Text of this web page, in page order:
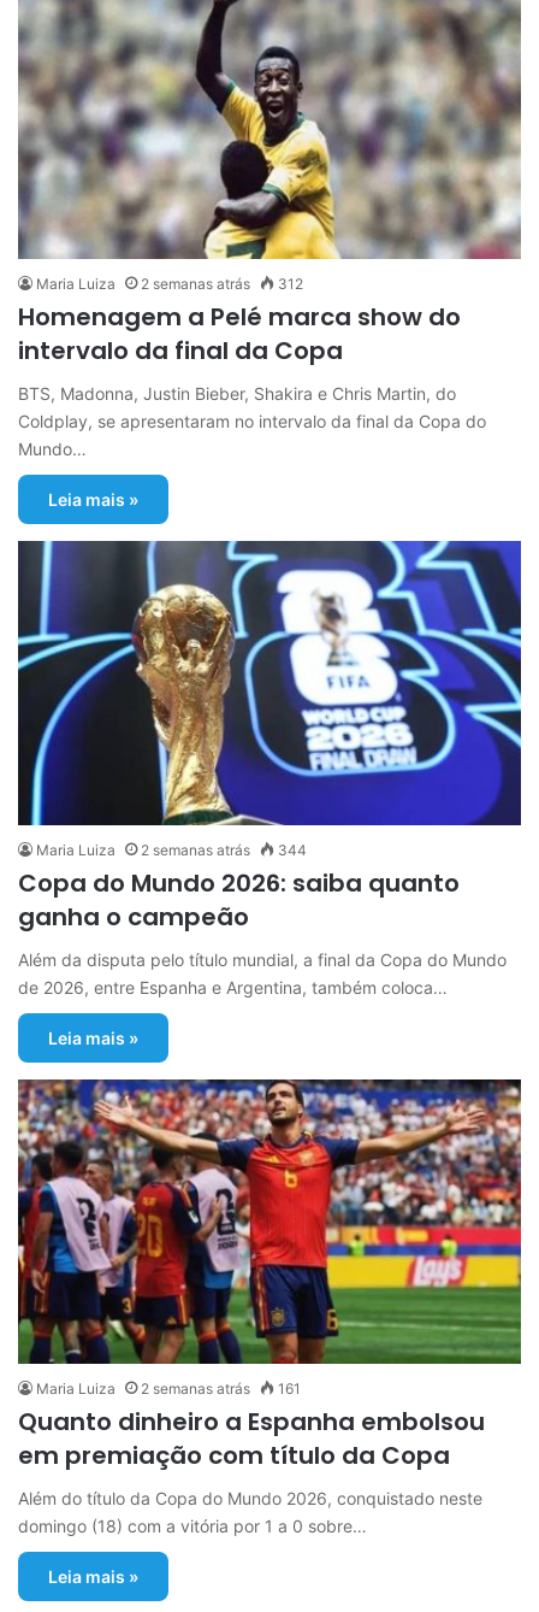
Maria Luiza 2 semanas atrás 312
Homenagem a Pelé marca show do
intervalo da final da Copa
BTS, Madonna, Justin Bieber, Shakira e Chris Martin, do
Coldplay, se apresentaram no intervalo da final da Copa do
Mundo…
Leia mais »
Maria Luiza 2 semanas atrás 344
Copa do Mundo 2026: saiba quanto
ganha o campeão
Além da disputa pelo título mundial, a final da Copa do Mundo
de 2026, entre Espanha e Argentina, também coloca…
Leia mais »
Maria Luiza 2 semanas atrás 161
Quanto dinheiro a Espanha embolsou
em premiação com título da Copa
Além do título da Copa do Mundo 2026, conquistado neste
domingo (18) com a vitória por 1 a 0 sobre…
Leia mais »